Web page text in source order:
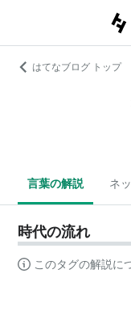
はてなブログ トップ
言葉の解説 ネ
時代の流れ
このタグの解説に